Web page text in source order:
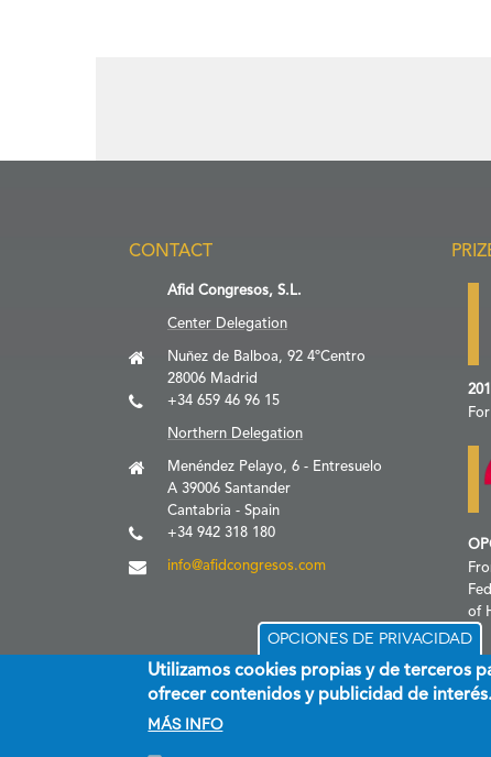
CONTACT
Afid Congresos, S.L.
Center Delegation
Nuñez de Balboa, 92 4ºCentro
28006 Madrid
+34 659 46 96 15
Northern Delegation
Menéndez Pelayo, 6 - Entresuelo
A 39006 Santander
Cantabria - Spain
+34 942 318 180
info@afidcongresos.com
of
Opciones de privacidad
Utilizamos cookies propias y de terceros
ofrecer contenidos y publicidad de interés.
Más info